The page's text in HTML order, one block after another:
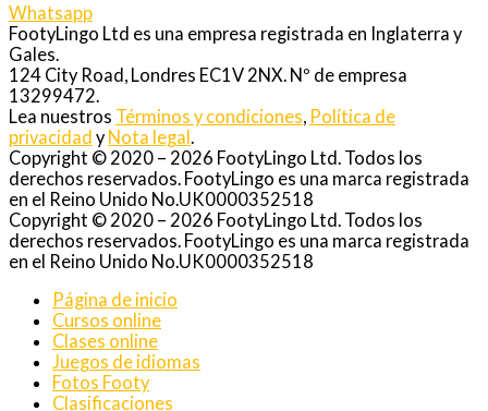
Whatsapp
FootyLingo Ltd es una empresa registrada en Inglaterra y
Gales.
124 City Road, Londres EC1V 2NX. Nº de empresa
13299472.
Lea nuestros Términos y condiciones Política de
privacidad y Nota legal
Copyright © 2020 – 2026 FootyLingo Ltd. Todos los
derechos reservados. FootyLingo es una marca registrada
en el Reino Unido No.UK0000352518
Copyright © 2020 – 2026 FootyLingo Ltd. Todos los
derechos reservados. FootyLingo es una marca registrada
en el Reino Unido No.UK0000352518
Página de inicio
Cursos online
Clases online
Juegos de idiomas
Fotos Footy
Clasificaciones